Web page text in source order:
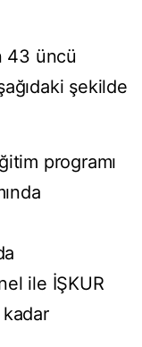
43 üncü
şekilde
programı
ile İŞKUR